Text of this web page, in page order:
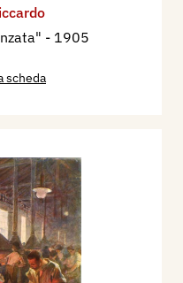
- 1905
scheda